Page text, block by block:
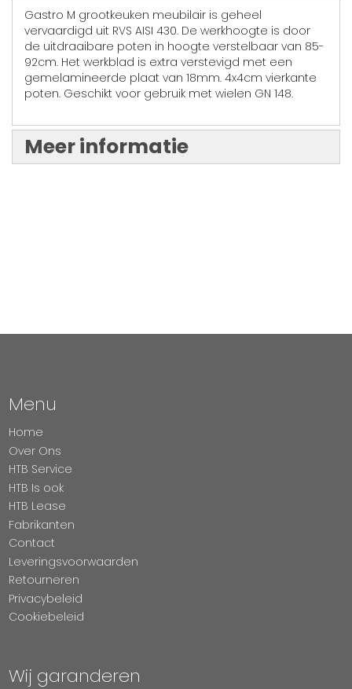
Gastro M grootkeuken meubilair is geheel
vervaardigd uit RVS AISI 430. De werkhoogte is door
de uitdraaibare poten in hoogte verstelbaar van 85-
92cm. Het werkblad is extra verstevigd met een
gemelamineerde plaat van 18mm. 4x4cm vierkante
poten. Geschikt voor gebruik met wielen GN 148.
Meer informatie
Menu
Home
Over Ons
HTB Service
HTB Is ook
HTB Lease
Fabrikanten
Contact
Leveringsvoorwaarden
Retourneren
Privacybeleid
Cookiebeleid
Wij garanderen